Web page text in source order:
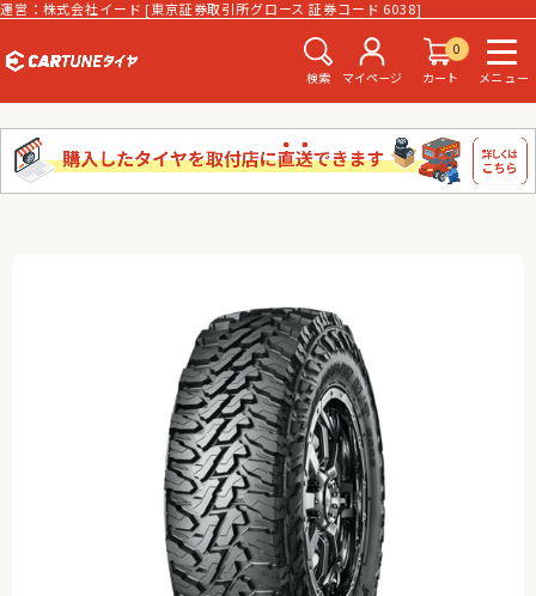
運営：株式会社イード [東京証券取引所グロース 証券コード 6038]
検索 マイページ
0
カート
メニュー